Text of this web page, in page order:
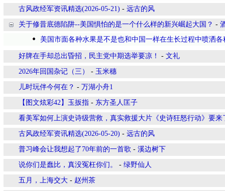
古风政经军资讯精选(2026-05-21) - 远古的风
关于修昔底德陷阱--美国惧怕的是一个什么样的新兴崛起大国？ -
美国市面各种水果是不是也和中国一样在生长过程中喷洒各
好牌在手却总出昏招，民主党中期选举要凉！ - 文礼
2026年回国杂记（三） - 玉米穗
儿时玩伴今何在？ - 万湖小舟1
【图文炫彩42】玉扳指 - 东方圣人匡子
看美军如何上演史诗级营救，真实救援大片《史诗狂怒行动》要来
古风政经军资讯精选(2026-05-20) - 远古的风
普习峰会让我想起了70年前的一首歌 - 溪边树下
说你们是蠢比，真没冤枉你们。 - 绿野仙人
五月，上海交大 - 赵州茶